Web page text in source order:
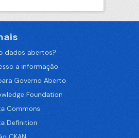
dados abertos?
a informação
Governo Aberto
Foundation
Commons
Definition